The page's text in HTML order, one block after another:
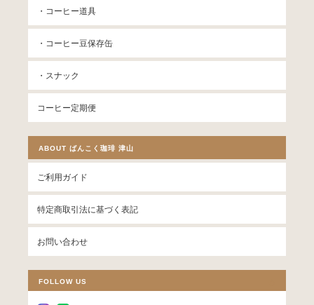
・コーヒー道具
・コーヒー豆保存缶
・スナック
コーヒー定期便
ABOUT ばんこく珈琲 津山
ご利用ガイド
特定商取引法に基づく表記
お問い合わせ
FOLLOW US